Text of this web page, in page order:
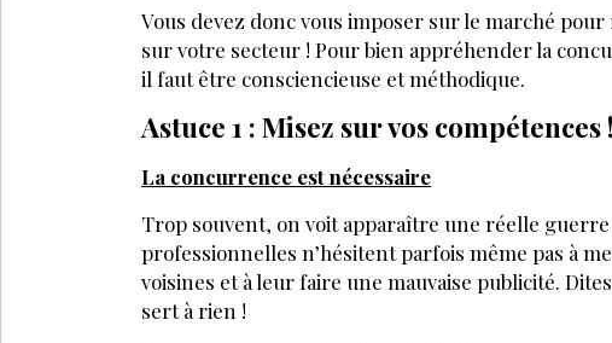
Vous devez donc vous imposer sur le marché
sur votre secteur ! Pour bien appréhender la
il faut être consciencieuse et méthodique.
Astuce 1 : Misez sur vos compétences !
La concurrence est nécessaire
Trop souvent, on voit apparaître une réelle
professionnelles n’hésitent parfois même pas à
voisines et à leur faire une mauvaise publicité.
sert à rien !